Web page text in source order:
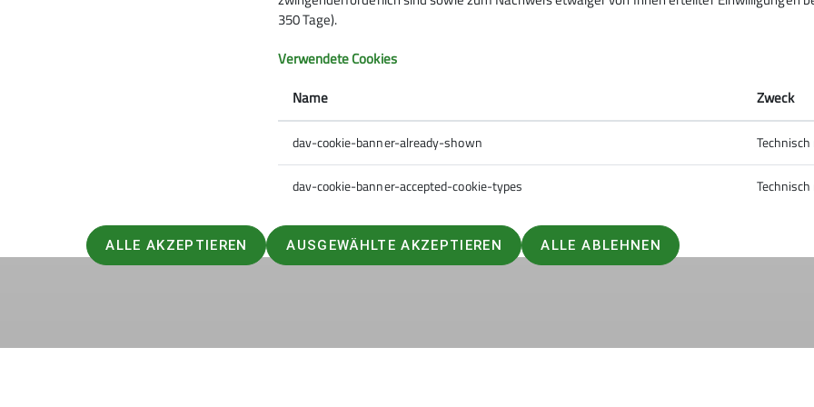
Beide stellen sich in einem extra Artikel hier auf unserer Homepage vor, Ich kann nur empfehlen diese
Wir wünschen euch alles Gute, viel Erfolg, eine verletzungsfreie Saison, Leidenschaft, Spaß und Freude
Heike Rüther (1. Vorsitzende)
350 Tage).
Verwendete Cookies
Name
Zweck
dav-cookie-banner-already-shown
dav-cookie-banner-accepted-cookie-types
ALLE AKZEPTIEREN AUSGEWÄHLTE AKZEPTIEREN ALLE ABLEHNEN